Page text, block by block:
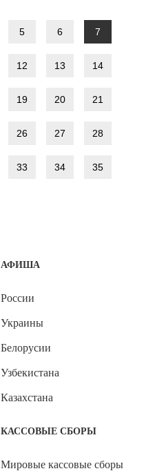
5 6 7
12 13 14
19 20 21
26 27 28
33 34 35
АФИША
России
Украины
Белорусии
Узбекистана
Казахстана
КАССОВЫЕ СБОРЫ
Мировые кассовые сборы